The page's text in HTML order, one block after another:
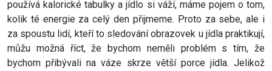
používá kalorické tabulky a jídlo si váží, máme pojem o tom,
kolik té energie za celý den přijmeme. Proto za sebe, ale i
za spoustu lidí, kteří to sledování obrazovek u jídla praktikují,
můžu možná říct, že bychom neměli problém s tím, že
bychom přibývali na váze skrze větší porce jídla. Jelikož